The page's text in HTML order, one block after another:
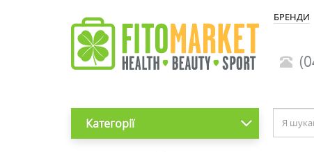
БРЕНДИ
Категорії